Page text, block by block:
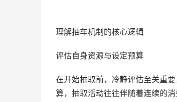
理解抽车机制的核心逻辑
评估自身资源与设定预算
在开始抽取前，冷静评估至关重
算，抽取活动往往伴随着连续的